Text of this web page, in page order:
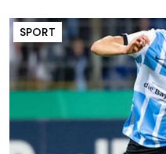
SPORT